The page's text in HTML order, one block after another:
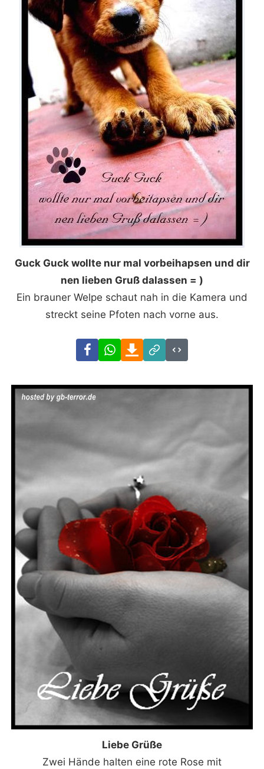
Guck Guck wollte nur mal vorbeihapsen und dir
nen lieben Gruß dalassen = )
Ein brauner Welpe schaut nah in die Kamera und
streckt seine Pfoten nach vorne aus.
FacebookWhatsAppDownload
Link
Code
Liebe Grüße
Zwei Hände halten eine rote Rose mit